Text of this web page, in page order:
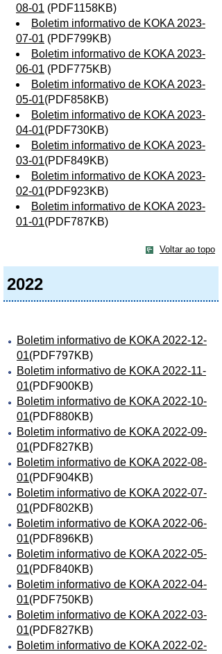
08-01 (PDF1158KB)
Boletim informativo de KOKA 2023-
07-01 (PDF799KB)
Boletim informativo de KOKA 2023-
06-01 (PDF775KB)
Boletim informativo de KOKA 2023-
05-01(PDF858KB)
Boletim informativo de KOKA 2023-
04-01(PDF730KB)
Boletim informativo de KOKA 2023-
03-01(PDF849KB)
Boletim informativo de KOKA 2023-
02-01(PDF923KB)
Boletim informativo de KOKA 2023-
01-01(PDF787KB)
Voltar ao topo
2022
Boletim informativo de KOKA 2022-12-
01(PDF797KB)
Boletim informativo de KOKA 2022-11-
01(PDF900KB)
Boletim informativo de KOKA 2022-10-
01(PDF880KB)
Boletim informativo de KOKA 2022-09-
01(PDF827KB)
Boletim informativo de KOKA 2022-08-
01(PDF904KB)
Boletim informativo de KOKA 2022-07-
01(PDF802KB)
Boletim informativo de KOKA 2022-06-
01(PDF896KB)
Boletim informativo de KOKA 2022-05-
01(PDF840KB)
Boletim informativo de KOKA 2022-04-
01(PDF750KB)
Boletim informativo de KOKA 2022-03-
01(PDF827KB)
Boletim informativo de KOKA 2022-02-